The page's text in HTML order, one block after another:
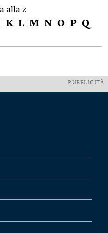
alla z
K L M N O P Q
PUBBLICITÀ